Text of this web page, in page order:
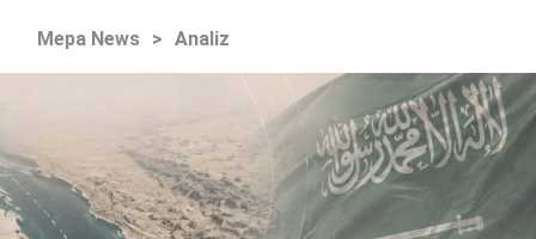
Mepa News > Analiz